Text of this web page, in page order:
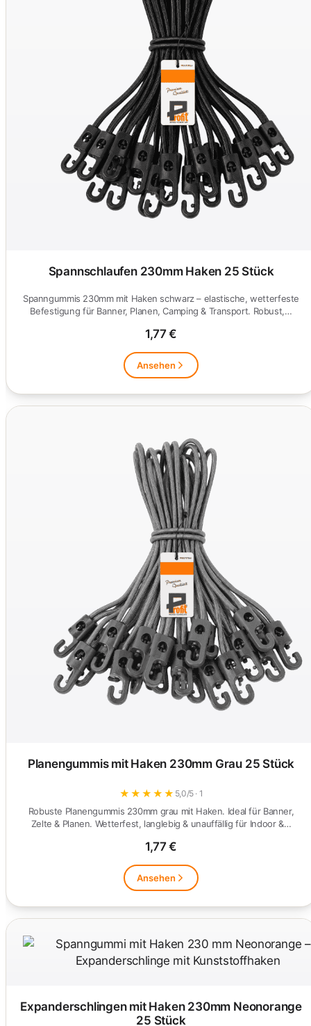
Spannschlaufen 230mm Haken 25 Stück
Spanngummis 230mm mit Haken schwarz – elastische, wetterfeste
Befestigung für Banner, Planen, Camping & Transport. Robust,…
1,77 €
Ansehen
Planengummis mit Haken 230mm Grau 25 Stück
★ ★ ★ ★ ★ 5,0/5 · 1
Robuste Planengummis 230mm grau mit Haken. Ideal für Banner,
Zelte & Planen. Wetterfest, langlebig & unauffällig für Indoor &…
1,77 €
Ansehen
Expanderschlingen mit Haken 230mm Neonorange
25 Stück